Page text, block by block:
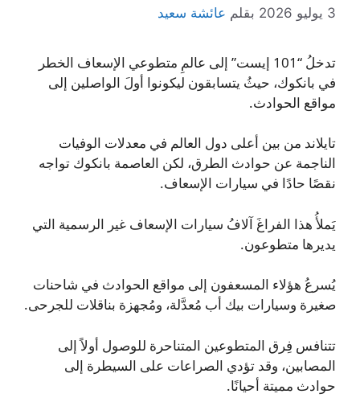
3 يوليو 2026 بقلم عائشة سعيد
تدخلُ “101 إيست” إلى عالمِ متطوعي الإسعاف الخطر
في بانكوك، حيثُ يتسابقون ليكونوا أولَ الواصلين إلى
مواقع الحوادث.
تايلاند من بين أعلى دول العالم في معدلات الوفيات
الناجمة عن حوادث الطرق، لكن العاصمة بانكوك تواجه
نقصًا حادًا في سيارات الإسعاف.
يَملأُ هذا الفراغَ آلافُ سيارات الإسعاف غير الرسمية التي
يديرها متطوعون.
يُسرعُ هؤلاء المسعفون إلى مواقع الحوادث في شاحنات
صغيرة وسيارات بيك أب مُعدَّلة، ومُجهزة بناقلات للجرحى.
تتنافس فِرق المتطوعين المتناحرة للوصول أولاً إلى
المصابين، وقد تؤدي الصراعات على السيطرة إلى
حوادث مميتة أحيانًا.